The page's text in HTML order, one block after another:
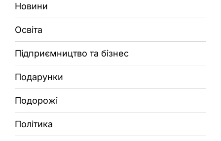
Новини
Освіта
Підприємництво та бізнес
Подарунки
Подорожі
Політика